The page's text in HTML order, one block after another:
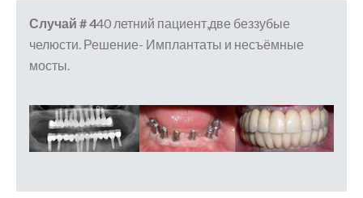
Случай # 440 летний пациент,две беззубые
челюсти. Решение- Имплантаты и несъёмные
мосты.